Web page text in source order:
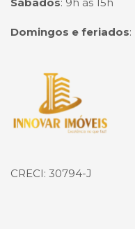
Domingos e feriados:
Página inicial
CRECI: 30794-J